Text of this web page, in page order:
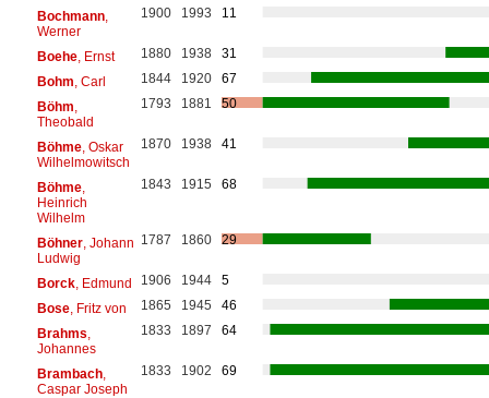
Bochmann,
Werner
1900 1993 11
Boehe, Ernst 1880 1938
31
Bohm , Carl 1844 1920
67
Böhm
Theobald
1793 1881 50
Böhme, Oskar
Wilhelmowitsch
1870 1938 41
Böhme,
Heinrich
Wilhelm
1843 1915 68
Böhner, Johann
Ludwig
1787 1860 29
Borck, Edmund 1906 1944
5
Bose, Fritz von 1865 1945
46
Brahms
Johannes
1833 1897 64
Brambach,
Caspar Joseph
1833 1902 69